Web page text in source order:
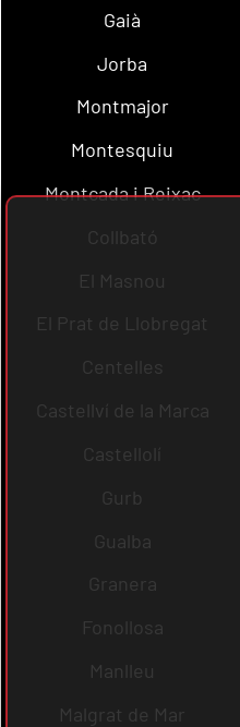
Gaià
Jorba
Montmajor
Montesquiu
Montcada i Reixac
Collbató
El Masnou
El Prat de Llobregat
Centelles
Castellví de la Marca
Castellolí
Gurb
Gualba
Granera
Fonollosa
Manlleu
Malgrat de Mar